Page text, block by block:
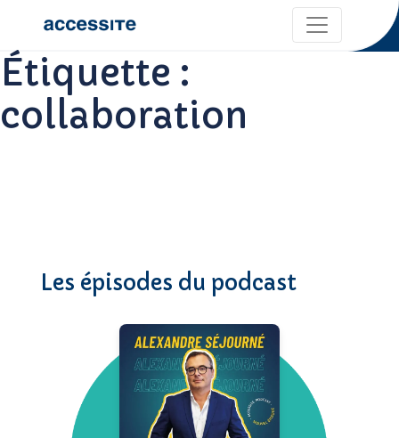
Étiquette :
collaboration
Les épisodes du podcast